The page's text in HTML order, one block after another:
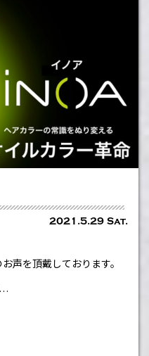
2021.5.29 Sat.
声を頂戴しております。
…